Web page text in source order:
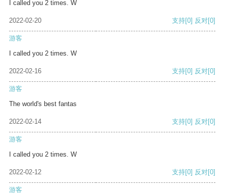
I called you 2 times. W
2022-02-20 支持[0] 反对[0]
游客
I called you 2 times. W
2022-02-16 支持[0] 反对[0]
游客
The world's best fantas
2022-02-14 支持[0] 反对[0]
游客
I called you 2 times. W
2022-02-12 支持[0] 反对[0]
游客